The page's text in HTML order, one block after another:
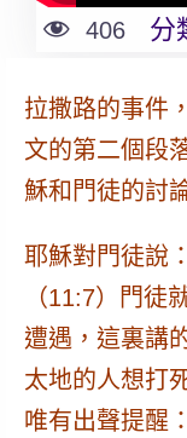
406 分
拉撒路的事件，
文的第二個段
穌和門徒的討
耶穌對門徒說
（11:7）門徒
遭遇，這裏講
太地的人想打
唯有出聲提醒